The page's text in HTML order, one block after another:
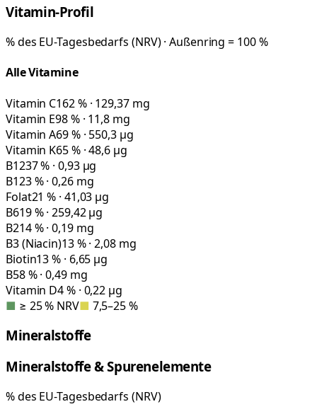
Vitamin-Profil
% des EU-Tagesbedarfs (NRV) · Außenring = 100 %
Alle Vitamine
Vitamin C162 % · 129,37 mg
Vitamin E98 % · 11,8 mg
Vitamin A69 % · 550,3 µg
Vitamin K65 % · 48,6 µg
B1237 % · 0,93 µg
B123 % · 0,26 mg
Folat21 % · 41,03 µg
B619 % · 259,42 µg
B214 % · 0,19 mg
B3 (Niacin)13 % · 2,08 mg
Biotin13 % · 6,65 µg
B58 % · 0,49 mg
Vitamin D4 % · 0,22 µg
■ ≥ 25 % NRV■ 7,5–25 %
Mineralstoffe
Mineralstoffe & Spurenelemente
% des EU-Tagesbedarfs (NRV)